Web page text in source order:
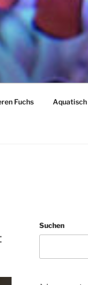
Fuchs Aquatisch
Suchen